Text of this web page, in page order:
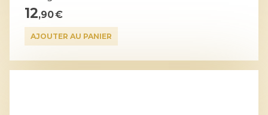
12,90 €
AJOUTER AU PANIER